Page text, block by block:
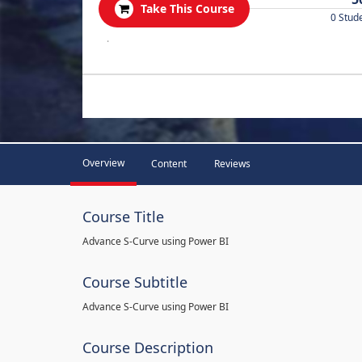
Take This Course
0
.
Overview Content Reviews
Course Title
Advance S-Curve using Power BI
Course Subtitle
Advance S-Curve using Power BI
Course Description